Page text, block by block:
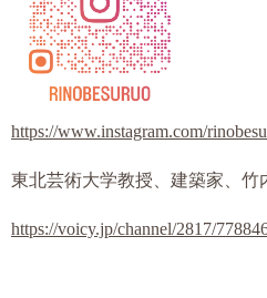
https://www.instagram.com/
東北芸術大学教授、建築家、竹
https://voicy.jp/channel/2817/